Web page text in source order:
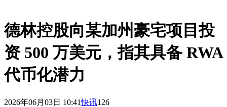
德林控股向某加州豪宅项目投
资 500 万美元，指其具备 RWA
代币化潜力
2026年06月03日 10:41快讯126